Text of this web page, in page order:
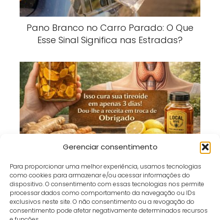
Gerenciar consentimento
Para proporcionar uma melhor experiência, usamos tecnologias
como cookies para armazenar e/ou acessar informações do
dispositivo. O consentimento com essas tecnologias nos permite
processar dados como comportamento da navegação ou IDs
exclusivos neste site. O não consentimento ou a revogação do
consentimento pode afetar negativamente determinados recursos
Pano Branco no Carro Parado: O Que
Esse Sinal Significa nas Estradas?
Alho com Mel: A Mistura Poderosa que
Bem-Estar